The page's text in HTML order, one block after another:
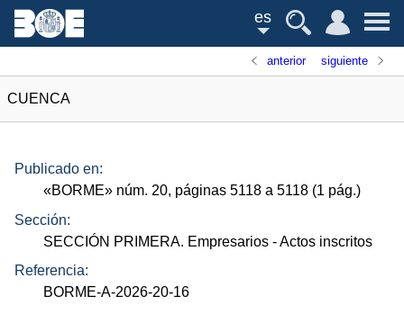
es
anterior siguiente
CUENCA
Publicado en:
«BORME» núm. 20, páginas 5118 a 5118 (1 pág.)
Sección:
SECCIÓN PRIMERA. Empresarios - Actos inscritos
Referencia:
BORME-A-2026-20-16